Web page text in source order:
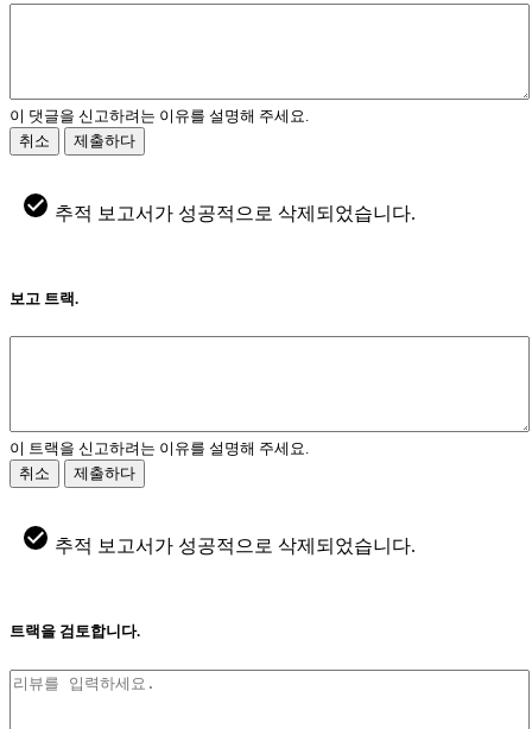
이 댓글을 신고하려는 이유를 설명해 주세요.
취소
제출하다
추적 보고서가 성공적으로 삭제되었습니다.
보고 트랙.
이 트랙을 신고하려는 이유를 설명해 주세요.
취소
제출하다
추적 보고서가 성공적으로 삭제되었습니다.
트랙을 검토합니다.